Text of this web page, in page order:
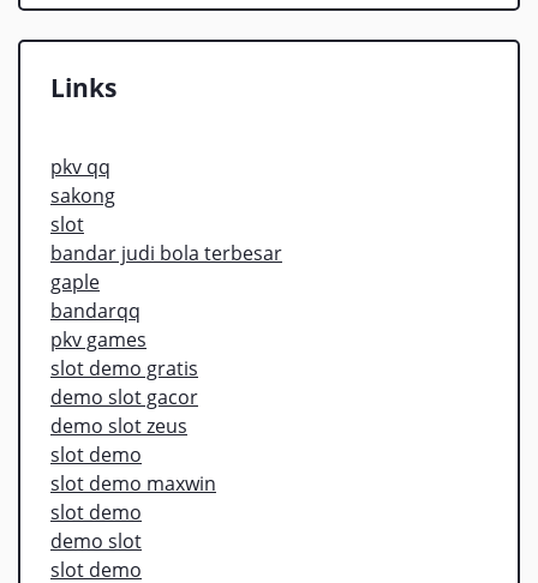
Links
pkv qq
sakong
slot
bandar judi bola terbesar
gaple
bandarqq
pkv games
slot demo gratis
demo slot gacor
demo slot zeus
slot demo
slot demo maxwin
slot demo
demo slot
slot demo